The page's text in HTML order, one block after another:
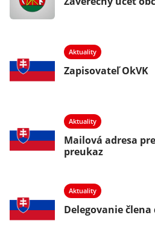
Aktuality
Zapisovateľ OkVK
Aktuality
Mailová adresa
preukaz
Aktuality
Delegovanie